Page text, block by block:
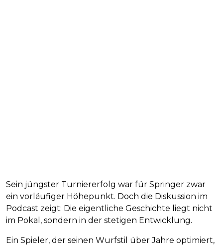
Sein jüngster Turniererfolg war für Springer zwar
ein vorläufiger Höhepunkt. Doch die Diskussion im
Podcast zeigt: Die eigentliche Geschichte liegt nicht
im Pokal, sondern in der stetigen Entwicklung.
Ein Spieler, der seinen Wurfstil über Jahre optimiert,